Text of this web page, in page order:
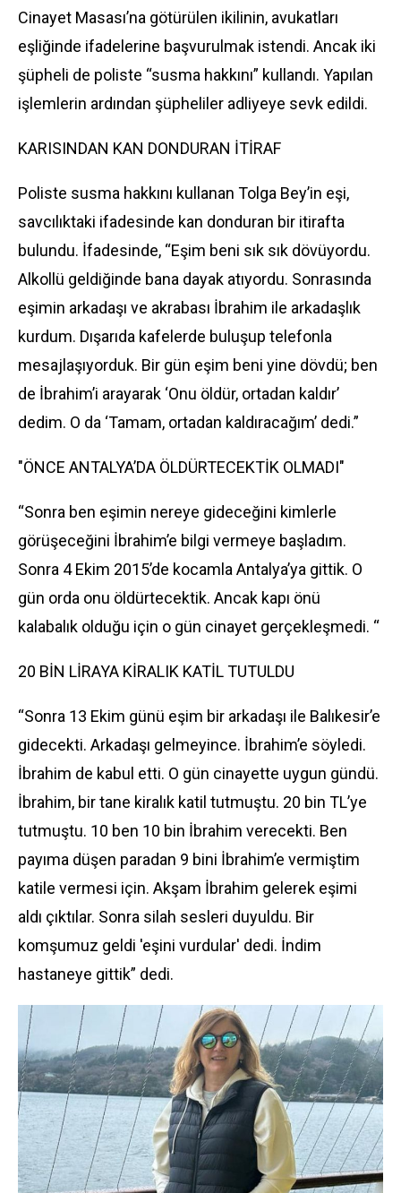
Cinayet Masası’na götürülen ikilinin, avukatları
eşliğinde ifadelerine başvurulmak istendi. Ancak iki
şüpheli de poliste “susma hakkını” kullandı. Yapılan
işlemlerin ardından şüpheliler adliyeye sevk edildi.
KARISINDAN KAN DONDURAN İTİRAF
Poliste susma hakkını kullanan Tolga Bey’in eşi,
savcılıktaki ifadesinde kan donduran bir itirafta
bulundu. İfadesinde, “Eşim beni sık sık dövüyordu.
Alkollü geldiğinde bana dayak atıyordu. Sonrasında
eşimin arkadaşı ve akrabası İbrahim ile arkadaşlık
kurdum. Dışarıda kafelerde buluşup telefonla
mesajlaşıyorduk. Bir gün eşim beni yine dövdü; ben
de İbrahim’i arayarak ‘Onu öldür, ortadan kaldır’
dedim. O da ‘Tamam, ortadan kaldıracağım’ dedi.”
"ÖNCE ANTALYA’DA ÖLDÜRTECEKTİK OLMADI"
“Sonra ben eşimin nereye gideceğini kimlerle
görüşeceğini İbrahim’e bilgi vermeye başladım.
Sonra 4 Ekim 2015’de kocamla Antalya’ya gittik. O
gün orda onu öldürtecektik. Ancak kapı önü
kalabalık olduğu için o gün cinayet gerçekleşmedi. “
20 BİN LİRAYA KİRALIK KATİL TUTULDU
“Sonra 13 Ekim günü eşim bir arkadaşı ile Balıkesir’e
gidecekti. Arkadaşı gelmeyince. İbrahim’e söyledi.
İbrahim de kabul etti. O gün cinayette uygun gündü.
İbrahim, bir tane kiralık katil tutmuştu. 20 bin TL’ye
tutmuştu. 10 ben 10 bin İbrahim verecekti. Ben
payıma düşen paradan 9 bini İbrahim’e vermiştim
katile vermesi için. Akşam İbrahim gelerek eşimi
aldı çıktılar. Sonra silah sesleri duyuldu. Bir
komşumuz geldi 'eşini vurdular' dedi. İndim
hastaneye gittik” dedi.